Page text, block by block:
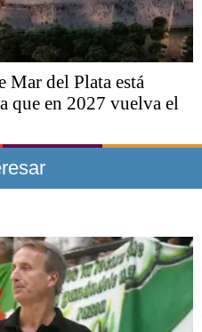
Mar del Plata está
que en 2027 vuelva el